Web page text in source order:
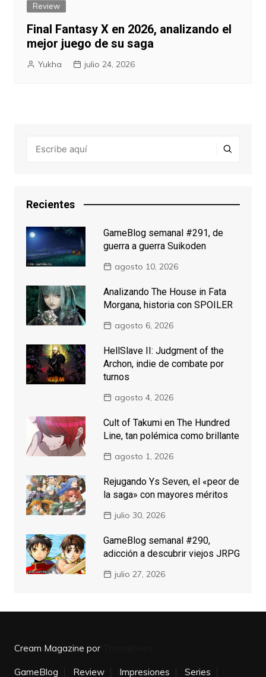
Review
Final Fantasy X en 2026, analizando el
mejor juego de su saga
Yukha julio 24, 2026
Recientes
GameBlog semanal #291, de
guerra a guerra Suikoden
agosto 10, 2026
Analizando The House in Fata
Morgana, historia con SPOILER
agosto 6, 2026
HellSlave II: Judgment of the
Archon, indie de combate por
turnos
agosto 4, 2026
Cult of Takumi en The Hundred
Line, tan polémica como brillante
agosto 1, 2026
Rejugando Ys Seven, el «peor de
la saga» con mayores méritos
julio 30, 2026
GameBlog semanal #290,
adicción a descubrir viejos JRPG
julio 27, 2026
Cream Magazine por
GameBlog Review Impresiones Series